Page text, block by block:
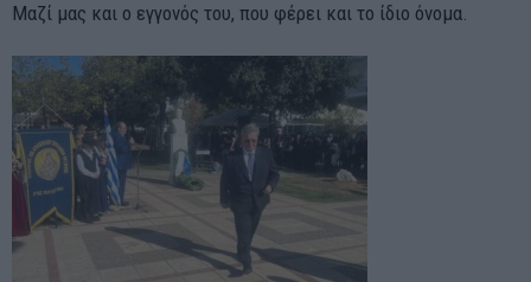
Μαζί μας και ο εγγονός του, που φέρει και το ίδιο όνομα.